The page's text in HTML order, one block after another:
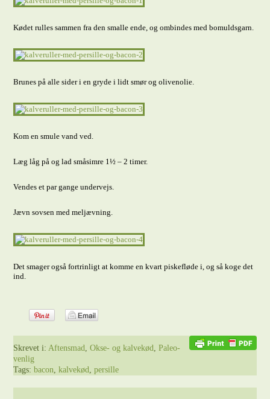
Kødet rulles sammen fra den smalle ende, og ombindes med bomuldsgarn.
Brunes på alle sider i en gryde i lidt smør og olivenolie.
Kom en smule vand ved.
Læg låg på og lad småsimre 1½ – 2 timer.
Vendes et par gange undervejs.
Jævn sovsen med meljævning.
Det smager også fortrinligt at komme en kvart piskefløde i, og så koge det
ind.
Skrevet i:Aftensmad,Okse- og kalvekød,Paleo-
venlig
Tags:bacon,kalvekød,persille